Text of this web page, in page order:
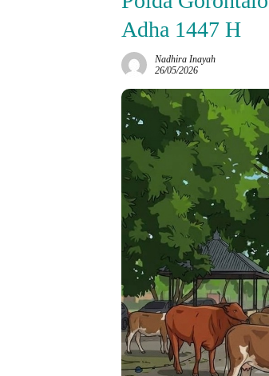
Adha 1447 H
Nadhira Inayah
26/05/2026